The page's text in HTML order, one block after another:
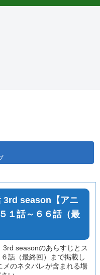
3rd season【アニ
１話～６６話（最
seasonのあらすじとス
話（最終回）まで掲載し
のネタバレが含まれる場